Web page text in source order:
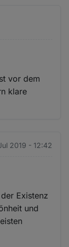
vor dem
klare
2019 - 12:42
Existenz
und